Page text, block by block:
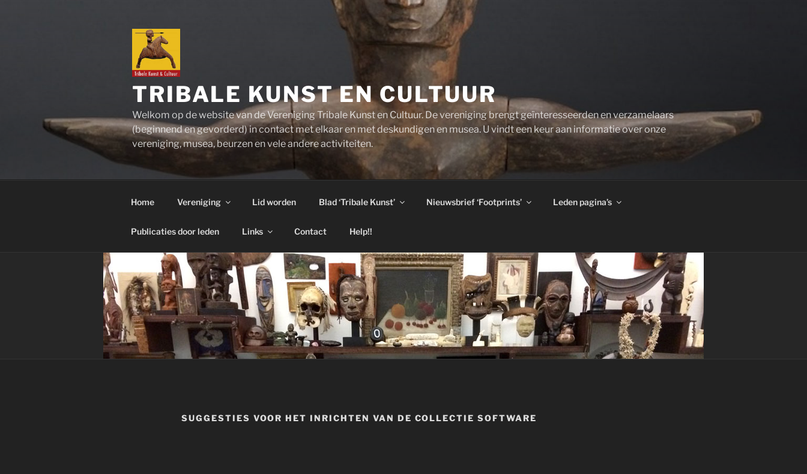
TRIBALE KUNST EN CULTUUR
Welkom op de website van de Vereniging Tribale Kunst en Cultuur. De vereniging brengt geïnteresseerden en verzamelaars
(beginnend en gevorderd) in contact met elkaar en met deskundigen en musea. U vindt een keur aan informatie over onze
vereniging, musea, beurzen en vele andere activiteiten.
Home Vereniging Lid worden Blad ‘Tribale Kunst’ Nieuwsbrief ‘Footprints’ Leden pagina’s
Publicaties door leden Links Contact Help!!
SUGGESTIES VOOR HET INRICHTEN VAN DE COLLECTIE SOFTWARE